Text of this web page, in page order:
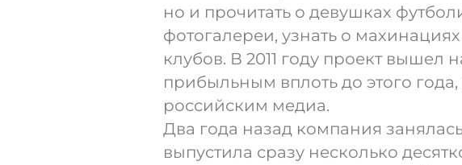
но и прочитать о девушках
фотогалереи, узнать о
клубов. В 2011 году проект вышел
прибыльным вплоть до этого
российским медиа.
Два года назад компания
выпустила сразу несколько